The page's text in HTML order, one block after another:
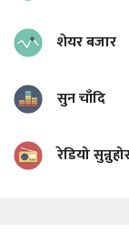
शेयर बजार
सुन चाँदि
रेडियो